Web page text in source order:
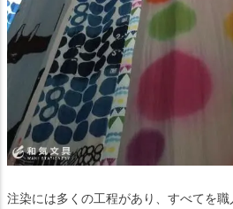
注染には多くの工程があり、すべてを